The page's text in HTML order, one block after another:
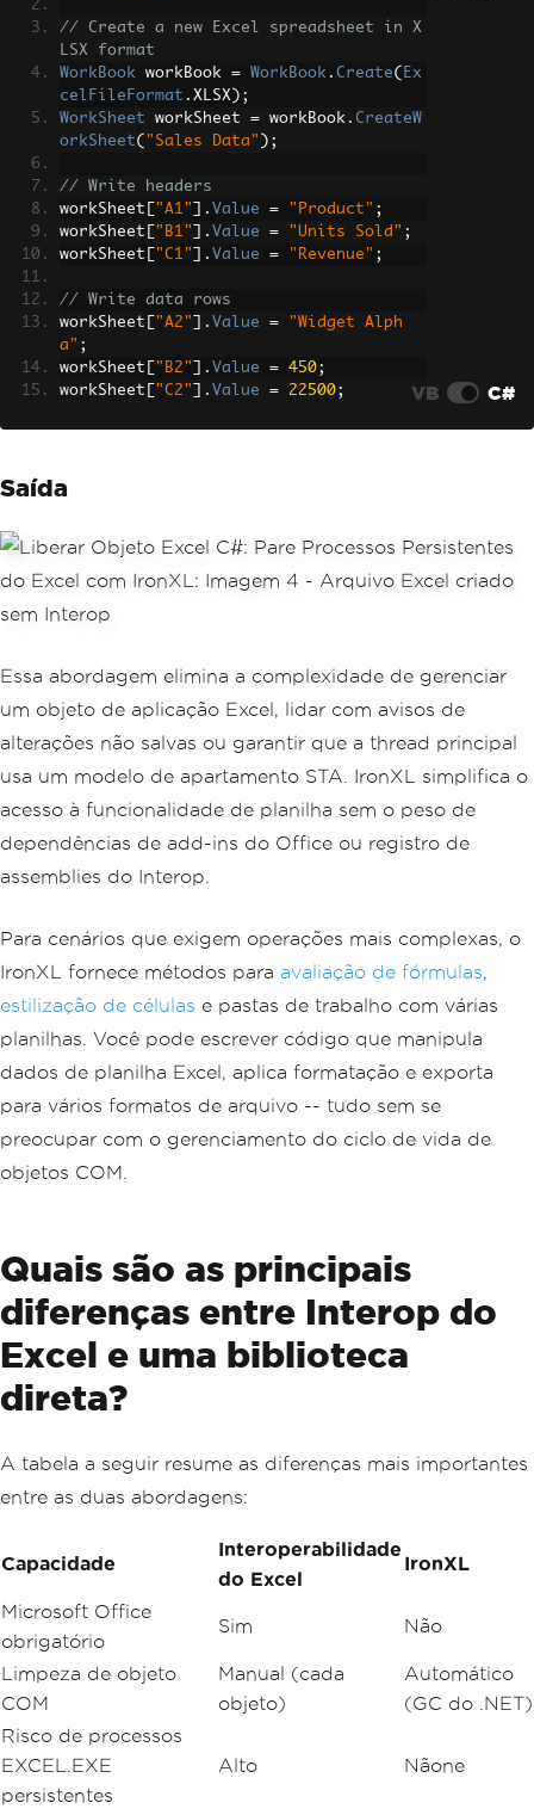
// Create a new Excel spreadsheet in X
LSX format
WorkBook workBook = WorkBook . Create( Ex
celFileFormat . XLSX );
WorkSheet workSheet = workBook . CreateW
orkSheet( "Sales Data" );
// Write headers
workSheet
"A1" ]. Value = "Product" ;
workSheet
"B1" ]. Value = "Units Sold" ;
workSheet
"C1" ]. Value = "Revenue" ;
// Write data rows
workSheet
"A2" ]. Value =
"Widget Alph
a" ;
workSheet
"B2" ]. Value = 450;
workSheet
"C2" ]. Value = 22500;
workSheet
workSheet[ "C4"]. Formula =
"=SUM(C2:C
3)"
// Save the Excel file
uccessfully.");
VB C#
Saída
Essa abordagem elimina a complexidade de gerenciar
um objeto de aplicação Excel, lidar com avisos de
alterações não salvas ou garantir que a thread principal
usa um modelo de apartamento STA. IronXL simplifica o
acesso à funcionalidade de planilha sem o peso de
dependências de add-ins do Office ou registro de
assemblies do Interop.
Para cenários que exigem operações mais complexas, o
IronXL fornece métodos para avaliação de fórmulas,
estilização de células e pastas de trabalho com várias
planilhas. Você pode escrever código que manipula
dados de planilha Excel, aplica formatação e exporta
para vários formatos de arquivo -- tudo sem se
preocupar com o gerenciamento do ciclo de vida de
objetos COM.
Quais são as principais
diferenças entre Interop do
Excel e uma biblioteca
direta?
A tabela a seguir resume as diferenças mais importantes
entre as duas abordagens:
Capacidade
Interoperabilidade
do Excel
IronXL
Microsoft Office
obrigatório
Sim Não
Limpeza de objeto
COM
Manual (cada
objeto)
Automático
(GC do .NET)
Risco de processos
EXCEL.EXE
persistentes
Alto Nãone